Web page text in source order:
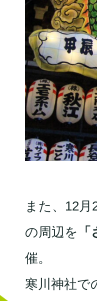
また、12月
の周辺を
催。
寒川神社で